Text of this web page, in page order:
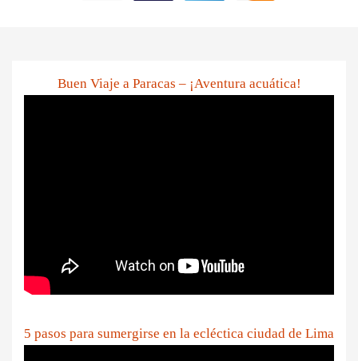
Buen Viaje a Paracas – ¡Aventura acuática!
5 pasos para sumergirse en la ecléctica ciudad de Lima